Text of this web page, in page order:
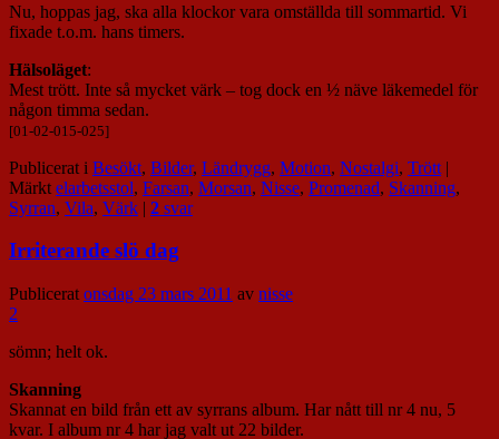
Nu, hoppas jag, ska alla klockor vara omställda till sommartid. Vi
fixade t.o.m. hans timers.
Hälsoläget:
Mest trött. Inte så mycket värk – tog dock en ½ näve läkemedel för
någon timma sedan.
[01-02-015-025]
Publicerat i Besökt, Bilder, Ländrygg, Motion, Nostalgi, Trött |
Märkt elarbetsstol, Farsan, Morsan, Nisse, Promenad, Skanning,
Syrran, Vila, Värk | 2 svar
Irriterande slö dag
Publicerat onsdag 23 mars 2011 av nisse
2
sömn; helt ok.
Skanning
Skannat en bild från ett av syrrans album. Har nått till nr 4 nu, 5
kvar. I album nr 4 har jag valt ut 22 bilder.